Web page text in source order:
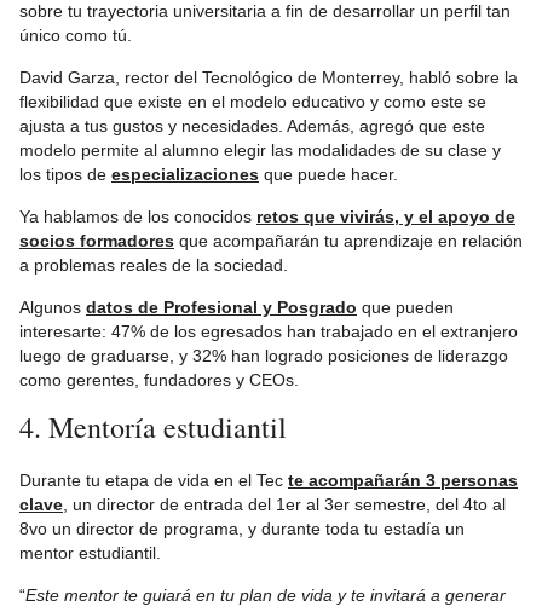
sobre tu trayectoria universitaria a fin de desarrollar un perfil tan
único como tú.
David Garza, rector del Tecnológico de Monterrey, habló sobre la
flexibilidad que existe en el modelo educativo y como este se
ajusta a tus gustos y necesidades. Además, agregó que este
modelo permite al alumno elegir las modalidades de su clase y
los tipos de especializaciones que puede hacer.
Ya hablamos de los conocidos retos que vivirás, y el apoyo de
socios formadores que acompañarán tu aprendizaje en relación
a problemas reales de la sociedad.
Algunos datos de Profesional y Posgrado que pueden
interesarte: 47% de los egresados han trabajado en el extranjero
luego de graduarse, y 32% han logrado posiciones de liderazgo
como gerentes, fundadores y CEOs.
4. Mentoría estudiantil
Durante tu etapa de vida en el Tec te acompañarán 3 personas
clave , un director de entrada del 1er al 3er semestre, del 4to al
8vo un director de programa, y durante toda tu estadía un
mentor estudiantil.
“Este mentor te guiará en tu plan de vida y te invitará a generar